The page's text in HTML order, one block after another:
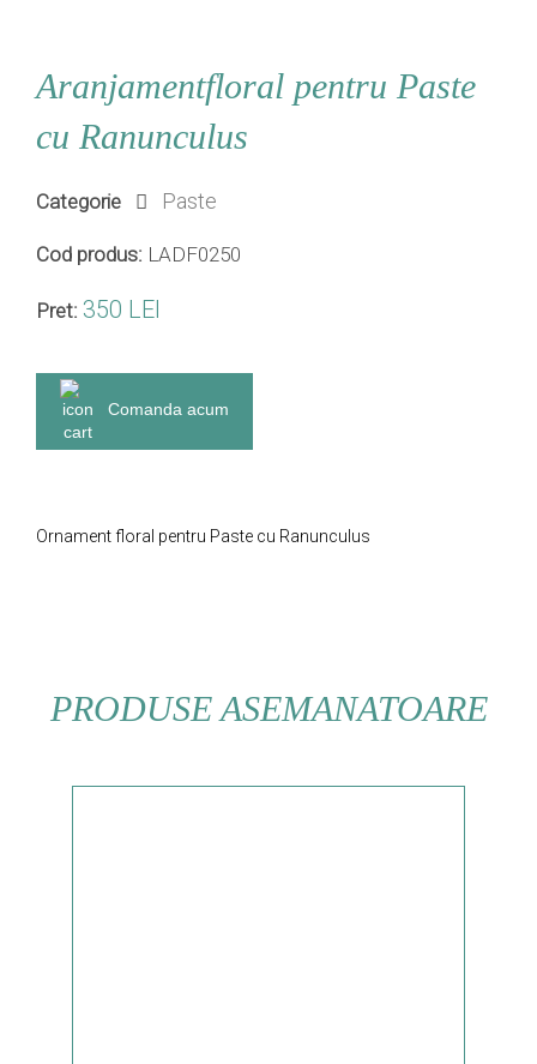
Aranjamentfloral pentru Paste
cu Ranunculus
Categorie Paste
Cod produs: LADF0250
Pret: 350 LEI
Comanda acum
Ornament floral pentru Paste cu Ranunculus
PRODUSE ASEMANATOARE